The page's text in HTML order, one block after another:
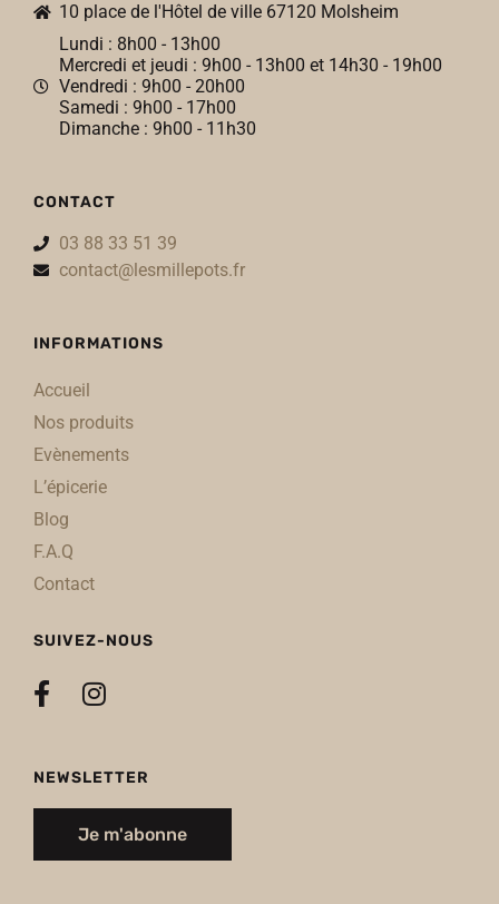
10 place de l'Hôtel de ville 67120 Molsheim
Lundi : 8h00 - 13h00
Mercredi et jeudi : 9h00 - 13h00 et 14h30 - 19h00
Vendredi : 9h00 - 20h00
Samedi : 9h00 - 17h00
Dimanche : 9h00 - 11h30
CONTACT
03 88 33 51 39
contact@lesmillepots.fr
INFORMATIONS
Accueil
Nos produits
Evènements
L’épicerie
Blog
F.A.Q
Contact
SUIVEZ-NOUS
NEWSLETTER
Je m'abonne